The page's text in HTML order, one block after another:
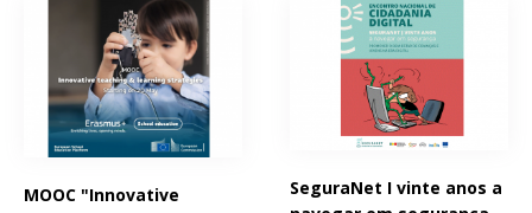
MOOC "Innovative
SeguraNet I vinte anos a
Páginas